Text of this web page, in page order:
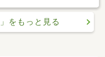
」をもっと見る